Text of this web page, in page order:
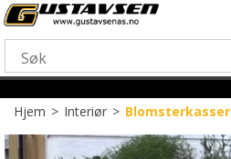
Hjem>Interiør>Blomsterkasser